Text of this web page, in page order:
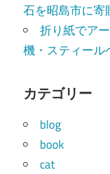
石を昭島市に寄
折り紙でア
機・スティール
カテゴリー
blog
book
cat